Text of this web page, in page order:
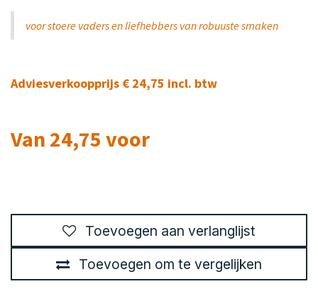
voor stoere vaders en liefhebbers van robuuste smaken
Adviesverkoopprijs € 24,75 incl. btw
Van 24,75 voor
Toevoegen om te vergelijken
Toevoegen aan verlanglijst